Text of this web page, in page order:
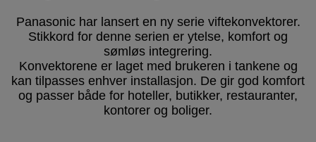
Panasonic har lansert en ny serie viftekonvektorer.
Stikkord for denne serien er ytelse, komfort og
sømløs integrering.
Konvektorene er laget med brukeren i tankene og
kan tilpasses enhver installasjon. De gir god komfort
og passer både for hoteller, butikker, restauranter,
kontorer og boliger.